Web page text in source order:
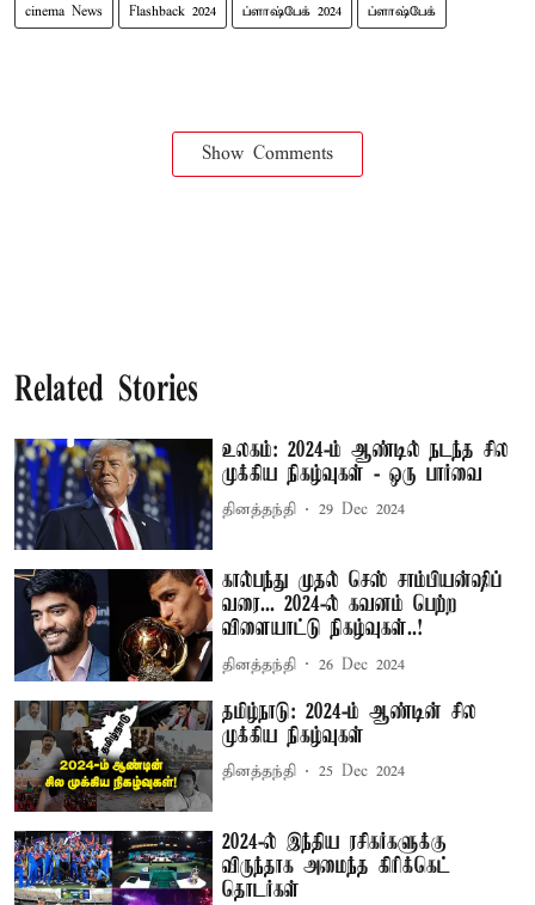
cinema News Flashback 2024 ப்ளாஷ்பேக் 2024 ப்ளாஷ்பேக்
Show Comments
Related Stories
உலகம்: 2024-ம் ஆண்டில் நடந்த சில
முக்கிய நிகழ்வுகள் - ஒரு பார்வை
தினத்தந்தி 29 Dec 2024
கால்பந்து முதல் செஸ் சாம்பியன்ஷிப்
வரை... 2024-ல் கவனம் பெற்ற
விளையாட்டு நிகழ்வுகள்..!
தினத்தந்தி 26 Dec 2024
தமிழ்நாடு: 2024-ம் ஆண்டின் சில
முக்கிய நிகழ்வுகள்
தினத்தந்தி 25 Dec 2024
2024-ல் இந்திய ரசிகர்களுக்கு
விருந்தாக அமைந்த கிரிக்கெட்
தொடர்கள்